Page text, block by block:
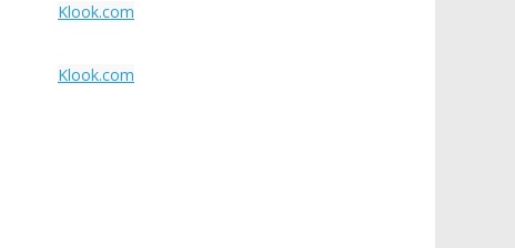
Klook.com
Klook.com